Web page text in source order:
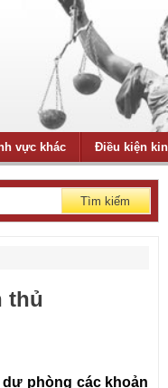
vực khác Điều kiện
Tìm kiếm
thủ
phòng các khoản